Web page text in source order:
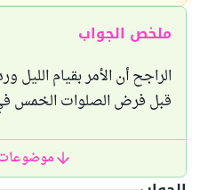
ملخص الجواب
الراجح أن الأمر بقيام الليل
قبل فرض الصلوات الخمس في